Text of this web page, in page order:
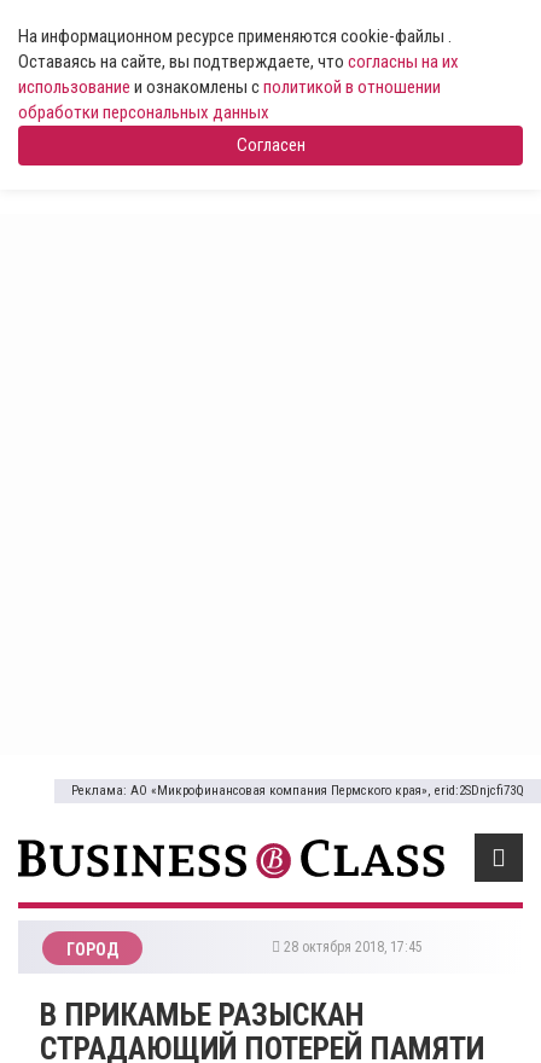
На информационном ресурсе применяются cookie-файлы .
Оставаясь на сайте, вы подтверждаете, что согласны на их
использование и ознакомлены сполитикой в отношении
обработки персональных данных
Согласен
Реклама: АО «Микрофинансовая компания Пермского края», erid:2SDnjcfi73Q
ГОРОД 28 октября 2018, 17:45
В ПРИКАМЬЕ РАЗЫСКАН
СТРАДАЮЩИЙ ПОТЕРЕЙ ПАМЯТИ